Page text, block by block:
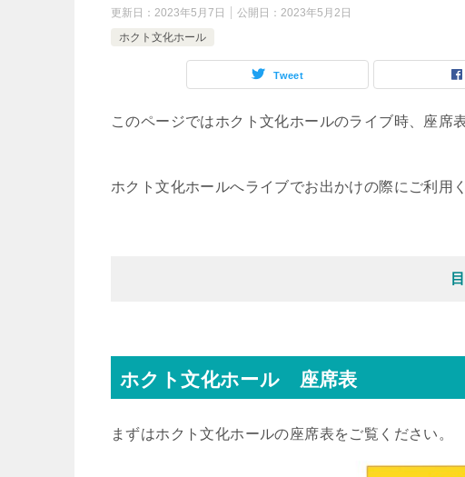
更新日： 2023年5月7日 公開日： 2023年5月2日
ホクト文化ホール
Tweet
このページではホクト文化ホールのライブ時、座席
ホクト文化ホールへライブでお出かけの際にご利用
ホクト文化ホール 座席表
まずはホクト文化ホールの座席表をご覧ください。